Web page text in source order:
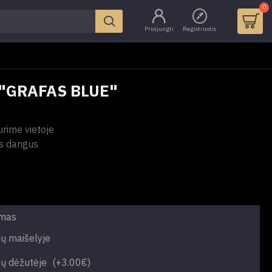
Prisijungti Registruotis
0
BLUE"
vietoje
dangus
maišelyje
dėžutėje (+3.00€)